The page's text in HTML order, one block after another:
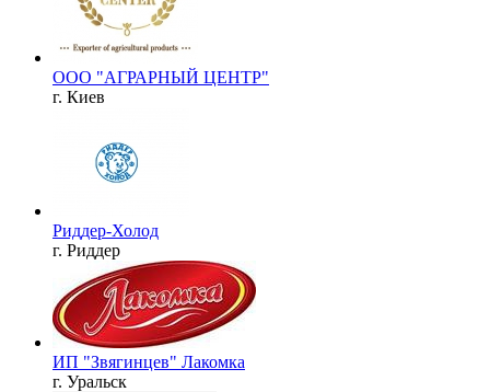
ООО "АГРАРНЫЙ ЦЕНТР"
г. Киев
Риддер-Холод
г. Риддер
ИП "Звягинцев" Лакомка
г. Уральск